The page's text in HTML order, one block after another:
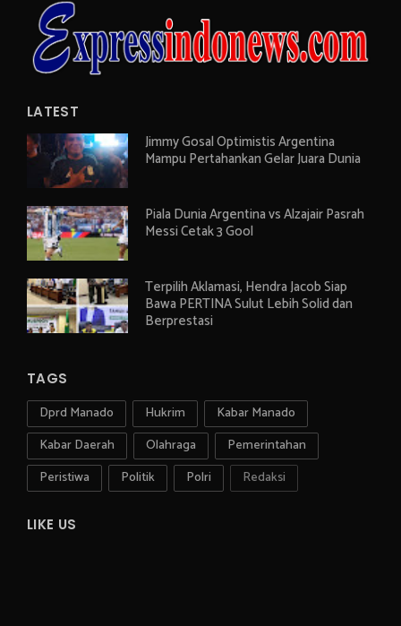
LATEST
Jimmy Gosal Optimistis Argentina
Mampu Pertahankan Gelar Juara Dunia
Piala Dunia Argentina vs Alzajair Pasrah
Messi Cetak 3 Gool
Terpilih Aklamasi, Hendra Jacob Siap
Bawa PERTINA Sulut Lebih Solid dan
Berprestasi
TAGS
Dprd Manado Hukrim
Kabar Manado
Kabar Daerah
Olahraga
Pemerintahan
Peristiwa
Politik Polri Redaksi
LIKE US